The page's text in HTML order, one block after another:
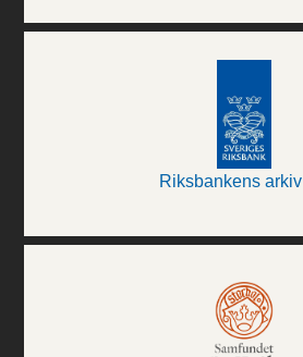
Riksbankens arkiv